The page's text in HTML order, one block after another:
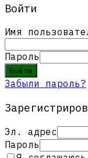
Войти
Имя
Пароль
Войти
Забыли пароль?
Эл. адрес
Пароль